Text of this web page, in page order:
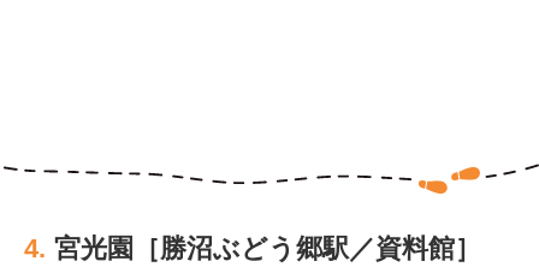
4. 宮光園［勝沼ぶどう郷駅／資料館］